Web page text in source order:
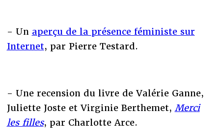
- Un aperçu de la présence féministe sur
Internet, par Pierre Testard.
- Une recension du livre de Valérie Ganne,
Juliette Joste et Virginie Berthemet, Merci
les filles, par Charlotte Arce.